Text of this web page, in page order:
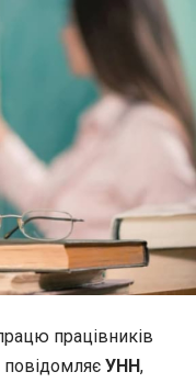
працівників
повідомляє УНН,